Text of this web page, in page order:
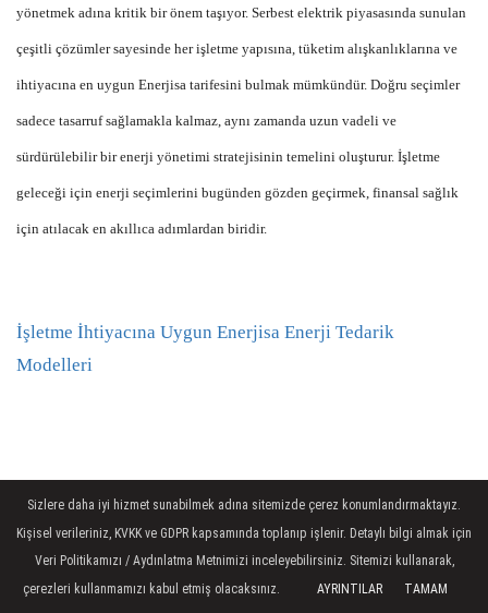
yönetmek adına kritik bir önem taşıyor. Serbest elektrik piyasasında sunulan
çeşitli çözümler sayesinde her işletme yapısına, tüketim alışkanlıklarına ve
ihtiyacına en uygun Enerjisa tarifesini bulmak mümkündür. Doğru seçimler
sadece tasarruf sağlamakla kalmaz, aynı zamanda uzun vadeli ve
sürdürülebilir bir enerji yönetimi stratejisinin temelini oluşturur. İşletme
geleceği için enerji seçimlerini bugünden gözden geçirmek, finansal sağlık
için atılacak en akıllıca adımlardan biridir.
İşletme İhtiyacına Uygun Enerjisa Enerji Tedarik
Modelleri
Sizlere daha iyi hizmet sunabilmek adına sitemizde çerez konumlandırmaktayız.
Kişisel verileriniz, KVKK ve GDPR kapsamında toplanıp işlenir. Detaylı bilgi almak için
Veri Politikamızı / Aydınlatma Metnimizi inceleyebilirsiniz. Sitemizi kullanarak,
çerezleri kullanmamızı kabul etmiş olacaksınız.
AYRINTILAR TAMAM